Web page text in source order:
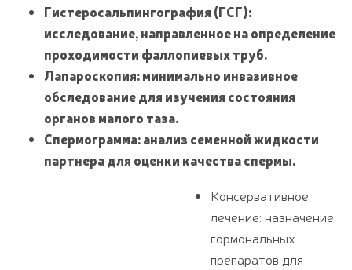
Гистеросальпингография (ГСГ):
исследование, направленное на определение
проходимости фаллопиевых труб.
Лапароскопия: минимально инвазивное
обследование для изучения состояния
органов малого таза.
Спермограмма: анализ семенной жидкости
партнера для оценки качества спермы.
Консервативное
лечение: назначение
гормональных
препаратов для